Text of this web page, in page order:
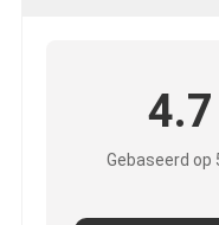
4.7
Gebaseerd op